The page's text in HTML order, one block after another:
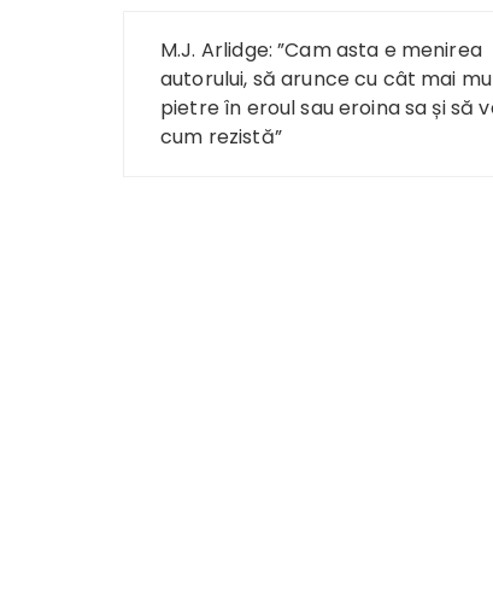
Navigare
articole
M.J. Arlidge: ”Cam asta e menirea
autorului, să arunce cu cât mai
pietre în eroul sau eroina sa și să
cum rezistă”